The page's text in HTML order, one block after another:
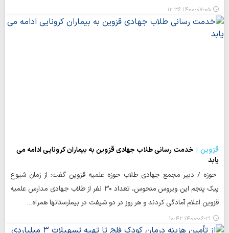
۱۴۰۰-۰۷-۰۵ ۱۲:۳۶
قزوین
خدمت رسانی طلاب جهادی قزوین به بیماران کرونایی ادامه می
یابد
حوزه / دبیر مجمع جهادی طلاب حوزه علمیه قزوین گفت: از زمان شیوع
پیک پنجم این ویروس منحوس، تعداد ۳۰ نفر از طلاب جهادی مدارس علمیه
قزوین اعلام آمادگی کردند و هر روز در دو شیفت در بیمارستانها همراه…
۱۴۰۰-۰۶-۲۱ ۱۰:۴۲